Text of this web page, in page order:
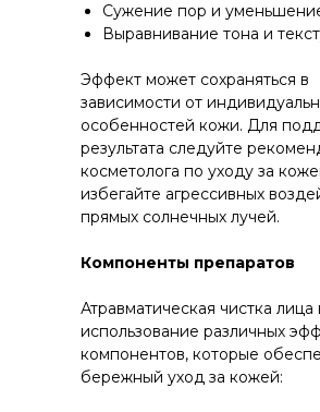
Сужение пор и
Выравнивание тона и
Эффект может сохраняться в
зависимости от
особенностей кожи. Для
результата следуйте
косметолога по уходу за
избегайте агрессивных
прямых солнечных лучей.
Компоненты препаратов
Атравматическая чистка лица
использование различных
компонентов, которые
бережный уход за кожей: